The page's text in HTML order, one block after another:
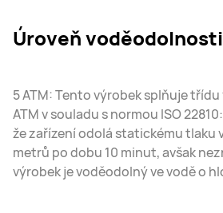
Úroveň voděodolnosti
5 ATM: Tento výrobek splňuje
ATM v souladu s normou ISO
že zařízení odolá statickému tlaku
metrů po dobu 10 minut, avšak
výrobek je voděodolný ve vodě o